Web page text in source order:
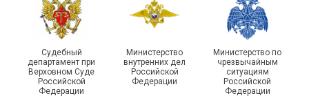
Чествование ветеранов
боевых действий
Подписано соглашение с
Судебный
департамент при
Верховном Суде
Российской
Федерации
Министерство
внутренних дел
Российской
Федерации
Министерство по
чрезвычайным
ситуациям
Российской
Федерации